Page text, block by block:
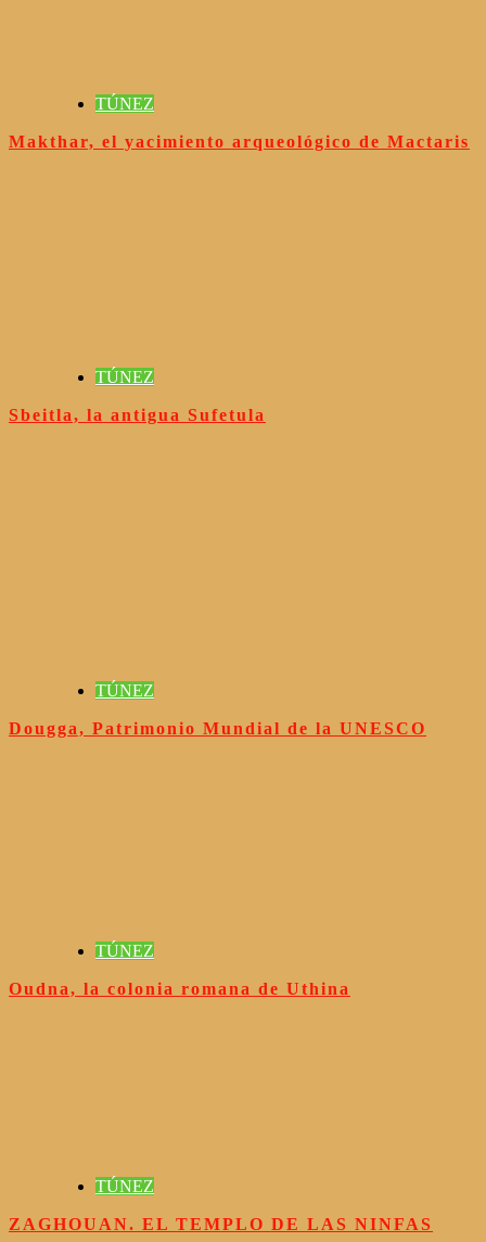
TÚNEZ
Makthar, el yacimiento arqueológico de Mactaris
TÚNEZ
Sbeitla, la antigua Sufetula
TÚNEZ
Dougga, Patrimonio Mundial de la UNESCO
TÚNEZ
Oudna, la colonia romana de Uthina
TÚNEZ
ZAGHOUAN. EL TEMPLO DE LAS NINFAS